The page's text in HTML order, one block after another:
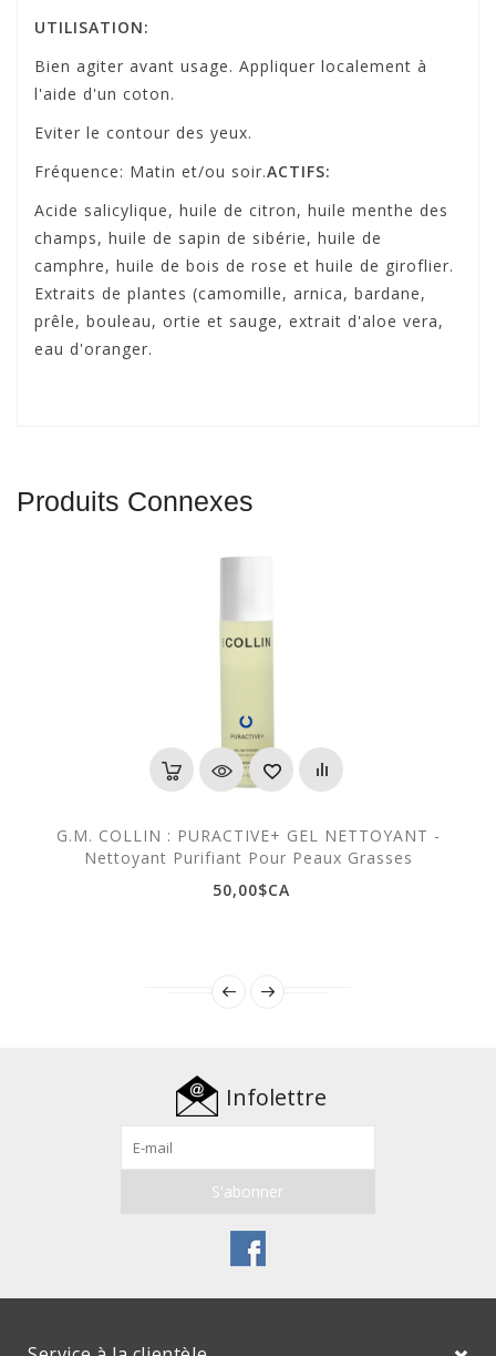
UTILISATION:
Bien agiter avant usage. Appliquer localement à
l'aide d'un coton.
Eviter le contour des yeux.
Fréquence: Matin et/ou soir.ACTIFS:
Acide salicylique, huile de citron, huile menthe des
champs, huile de sapin de sibérie, huile de
camphre, huile de bois de rose et huile de giroflier.
Extraits de plantes (camomille, arnica, bardane,
prêle, bouleau, ortie et sauge, extrait d'aloe vera,
eau d'oranger.
Produits Connexes
G.M. COLLIN : PURACTIVE+ GEL NETTOYANT -
Nettoyant Purifiant Pour Peaux Grasses
50,00$CA
Infolettre